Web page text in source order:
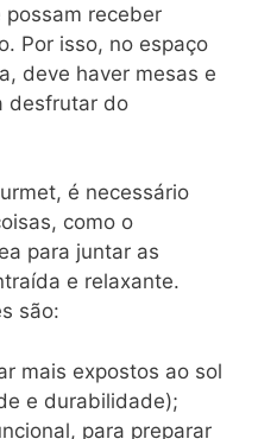
receber
Por isso, no espaço
deve haver mesas e
desfrutar do
é necessário
como o
para juntar as
e relaxante.
são:
mais expostos ao sol
e durabilidade);
para preparar